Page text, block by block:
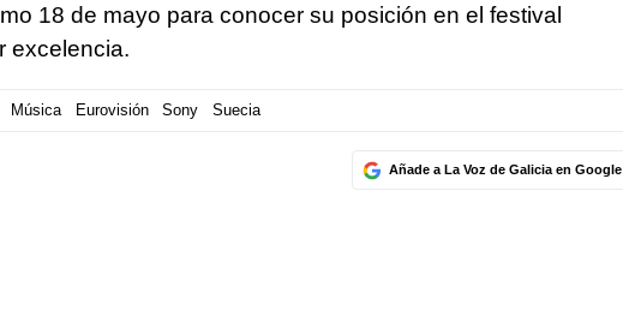
18 de mayo para conocer su posición en el festival
excelencia.
Música Eurovisión Sony Suecia
Añade a La Voz de Galicia en Google